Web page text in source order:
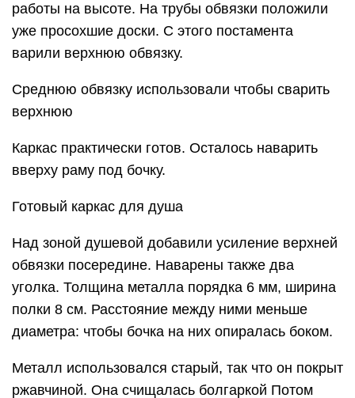
работы на высоте. На трубы обвязки положили
уже просохшие доски. С этого постамента
варили верхнюю обвязку.
Среднюю обвязку использовали чтобы сварить
верхнюю
Каркас практически готов. Осталось наварить
вверху раму под бочку.
Готовый каркас для душа
Над зоной душевой добавили усиление верхней
обвязки посередине. Наварены также два
уголка. Толщина металла порядка 6 мм, ширина
полки 8 см. Расстояние между ними меньше
диаметра: чтобы бочка на них опиралась боком.
Металл использовался старый, так что он покрыт
ржавчиной. Она счищалась болгаркой Потом